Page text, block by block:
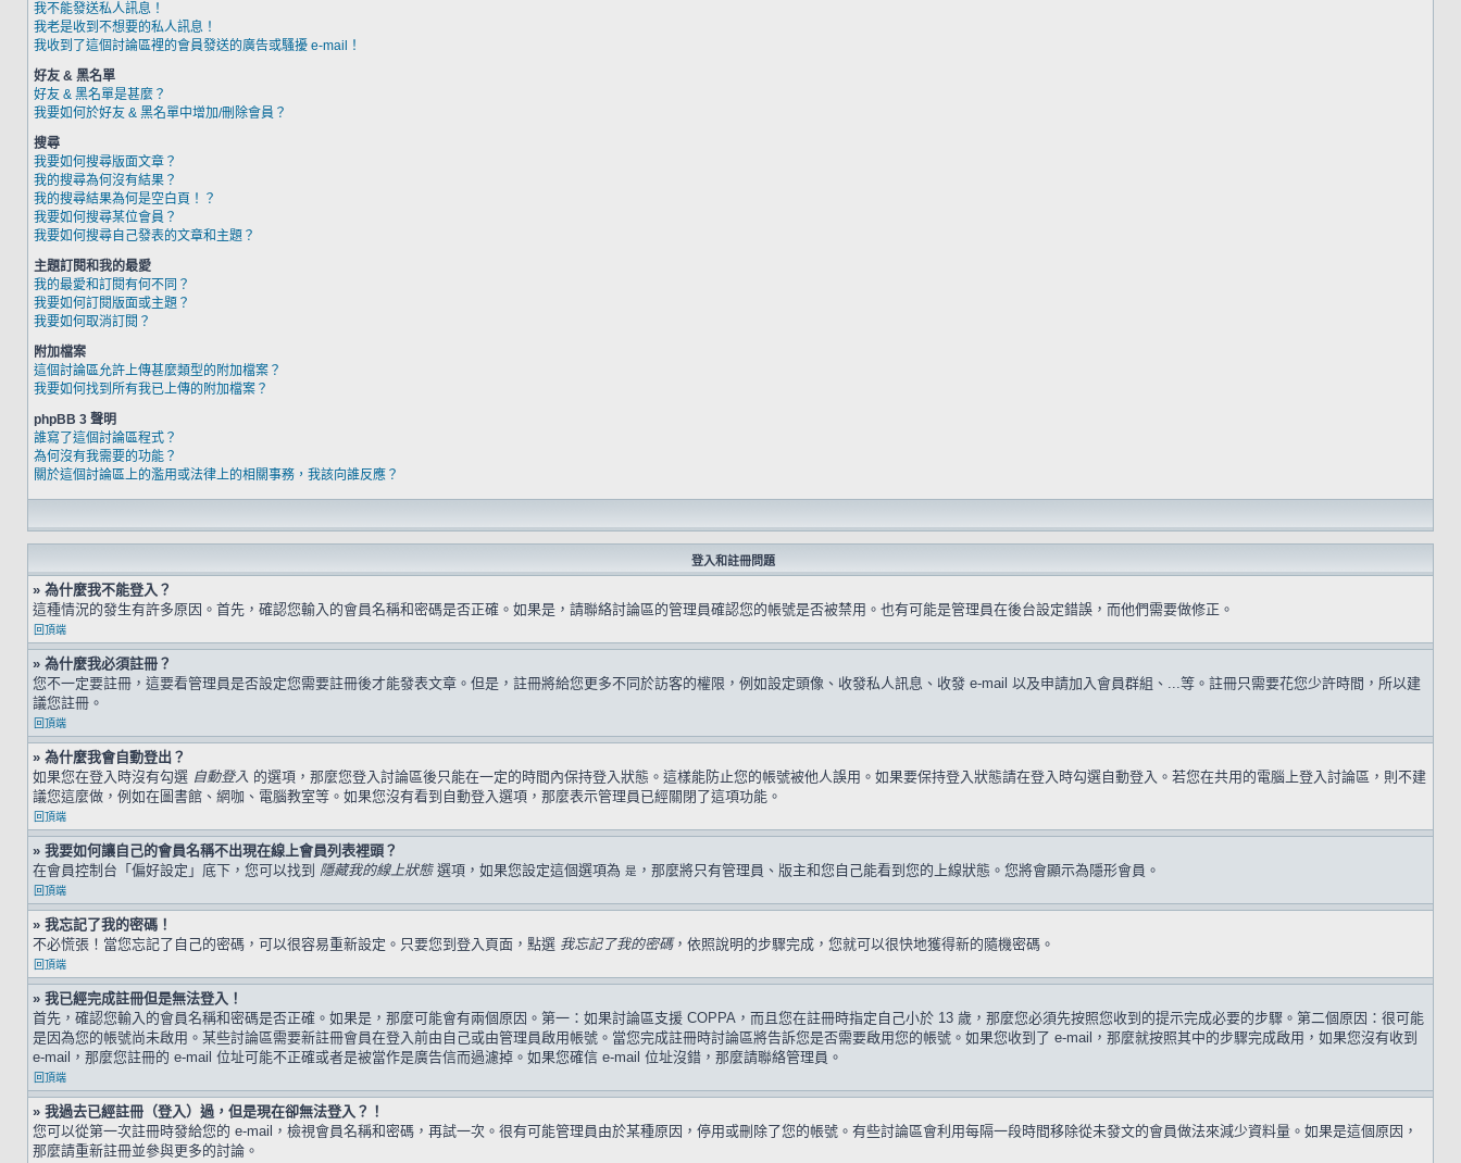
我不能發送私人訊息！
我老是收到不想要的私人訊息！
我收到了這個討論區裡的會員發送的廣告或騷擾 e-mail！
好友 & 黑名單
好友 & 黑名單是甚麼？
我要如何於好友 & 黑名單中增加/刪除會員？
搜尋
我要如何搜尋版面文章？
我的搜尋為何沒有結果？
我的搜尋結果為何是空白頁！？
我要如何搜尋某位會員？
我要如何搜尋自己發表的文章和主題？
主題訂閱和我的最愛
我的最愛和訂閱有何不同？
我要如何訂閱版面或主題？
我要如何取消訂閱？
附加檔案
這個討論區允許上傳甚麼類型的附加檔案？
我要如何找到所有我已上傳的附加檔案？
phpBB 3 聲明
誰寫了這個討論區程式？
為何沒有我需要的功能？
關於這個討論區上的濫用或法律上的相關事務，我該向誰反應？
登入和註冊問題
» 為什麼我不能登入？
這種情況的發生有許多原因。首先，確認您輸入的會員名稱和密碼是否正確。如果是，請聯絡討論區的管理員確認您的帳號是否被禁用。也有可能是管理員在後台設定錯誤，而他們需要做修正。
回頂端
» 為什麼我必須註冊？
您不一定要註冊，這要看管理員是否設定您需要註冊後才能發表文章。但是，註冊將給您更多不同於訪客的權限，例如設定頭像、收發私人訊息、收發 e-mail 以及申請加入會員群組、...等。註冊只需要花您少許時間，所以建
議您註冊。
回頂端
» 為什麼我會自動登出？
如果您在登入時沒有勾選 自動登入 的選項，那麼您登入討論區後只能在一定的時間內保持登入狀態。這樣能防止您的帳號被他人誤用。如果要保持登入狀態請在登入時勾選自動登入。若您在共用的電腦上登入討論區，則不建
議您這麼做，例如在圖書館、網咖、電腦教室等。如果您沒有看到自動登入選項，那麼表示管理員已經關閉了這項功能。
回頂端
» 我要如何讓自己的會員名稱不出現在線上會員列表裡頭？
在會員控制台「偏好設定」底下，您可以找到 隱藏我的線上狀態選項，如果您設定這個選項為 是 ，那麼將只有管理員、版主和您自己能看到您的上線狀態。您將會顯示為隱形會員。
回頂端
» 我忘記了我的密碼！
不必慌張！當您忘記了自己的密碼，可以很容易重新設定。只要您到登入頁面，點選 我忘記了我的密碼，依照說明的步驟完成，您就可以很快地獲得新的隨機密碼。
回頂端
» 我已經完成註冊但是無法登入！
首先，確認您輸入的會員名稱和密碼是否正確。如果是，那麼可能會有兩個原因。第一：如果討論區支援 COPPA，而且您在註冊時指定自己小於 13 歲，那麼您必須先按照您收到的提示完成必要的步驟。第二個原因：很可能
是因為您的帳號尚未啟用。某些討論區需要新註冊會員在登入前由自己或由管理員啟用帳號。當您完成註冊時討論區將告訴您是否需要啟用您的帳號。如果您收到了 e-mail，那麼就按照其中的步驟完成啟用，如果您沒有收到
e-mail，那麼您註冊的 e-mail 位址可能不正確或者是被當作是廣告信而過濾掉。如果您確信 e-mail 位址沒錯，那麼請聯絡管理員。
回頂端
» 我過去已經註冊（登入）過，但是現在卻無法登入？！
您可以從第一次註冊時發給您的 e-mail，檢視會員名稱和密碼，再試一次。很有可能管理員由於某種原因，停用或刪除了您的帳號。有些討論區會利用每隔一段時間移除從未發文的會員做法來減少資料量。如果是這個原因，
那麼請重新註冊並參與更多的討論。